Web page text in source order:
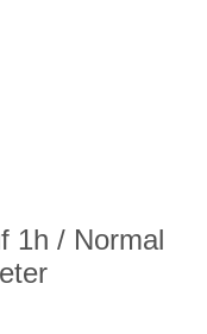
1h / Normal